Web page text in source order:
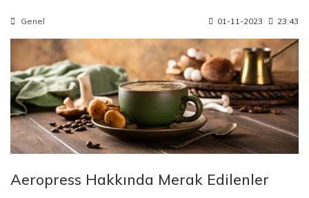
Genel 01-11-2023 23:43
Aeropress Hakkında Merak Edilenler